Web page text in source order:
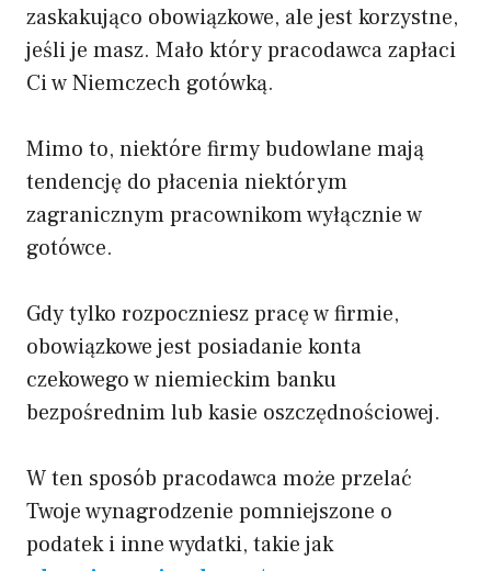
zaskakująco obowiązkowe, ale jest korzystne,
jeśli je masz. Mało który pracodawca zapłaci
Ci w Niemczech gotówką.
Mimo to, niektóre firmy budowlane mają
tendencję do płacenia niektórym
zagranicznym pracownikom wyłącznie w
gotówce.
Gdy tylko rozpoczniesz pracę w firmie,
obowiązkowe jest posiadanie konta
czekowego w niemieckim banku
bezpośrednim lub kasie oszczędnościowej.
W ten sposób pracodawca może przelać
Twoje wynagrodzenie pomniejszone o
podatek i inne wydatki, takie jak